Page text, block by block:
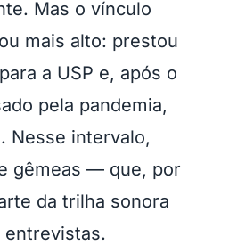
Mas o vínculo
mais alto: prestou
a USP e, após o
pela pandemia,
Nesse intervalo,
gêmeas — que, por
da trilha sonora
entrevistas.